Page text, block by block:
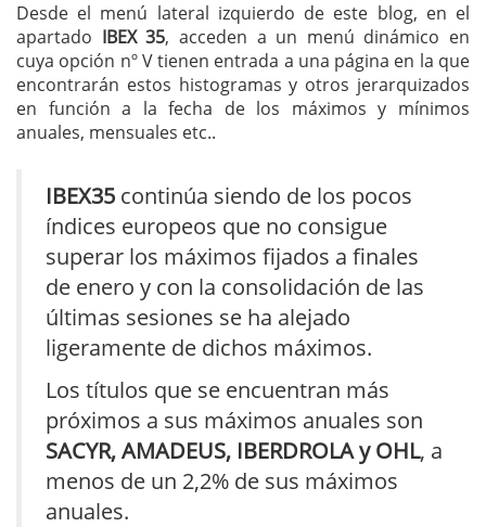
Desde el menú lateral izquierdo de este blog, en el
apartado IBEX 35, acceden a un menú dinámico en
cuya opción nº V tienen entrada a una página en la que
encontrarán estos histogramas y otros jerarquizados
en función a la fecha de los máximos y mínimos
anuales, mensuales etc..
IBEX35 continúa siendo de los pocos
índices europeos que no consigue
superar los máximos fijados a finales
de enero y con la consolidación de las
últimas sesiones se ha alejado
ligeramente de dichos máximos.
Los títulos que se encuentran más
próximos a sus máximos anuales son
SACYR, AMADEUS, IBERDROLA y OHL, a
menos de un 2,2% de sus máximos
anuales.